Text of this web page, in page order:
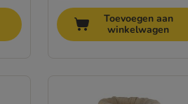
Toevoegen aan
winkelwagen